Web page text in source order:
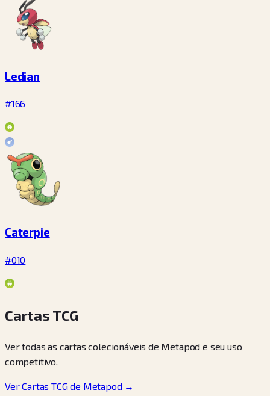
Ledian
#166
Caterpie
#010
Cartas TCG
Ver todas as cartas colecionáveis de Metapod e seu uso
competitivo.
Ver Cartas TCG de Metapod →